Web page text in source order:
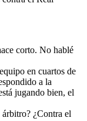
corto. No hablé
en cuartos de
a la
jugando bien, el
¿Contra el